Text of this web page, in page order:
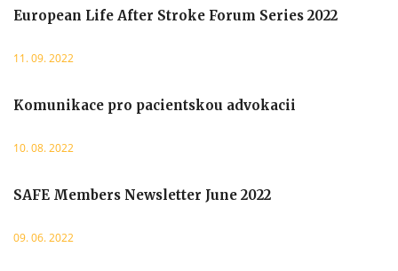
European Life After Stroke Forum Series 2022
11. 09. 2022
Komunikace pro pacientskou advokacii
10. 08. 2022
SAFE Members Newsletter June 2022
09. 06. 2022